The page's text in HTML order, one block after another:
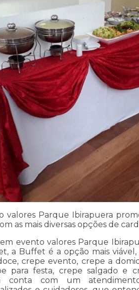
valores Parque Ibirapuera
as mais diversas opções de
evento valores Parque
a Buffet é a opção mais viável,
crepe evento, crepe a
para festa, crepe salgado e
conta com um